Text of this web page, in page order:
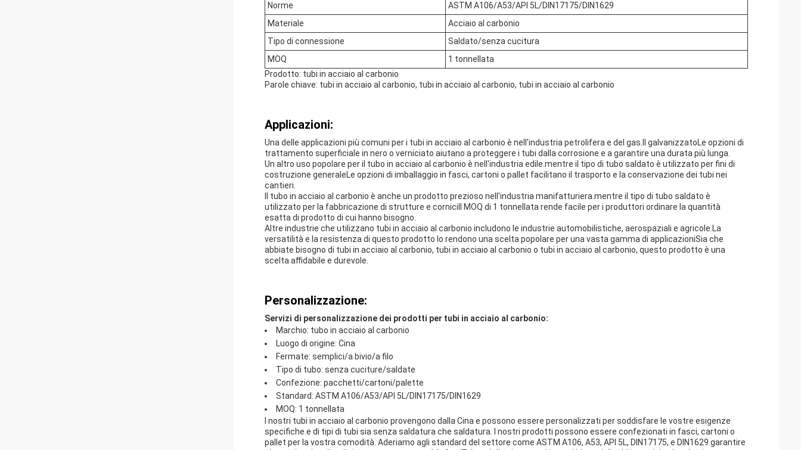
Norme
ASTM A106/A53/API 5L/DIN17175/DIN1629
Materiale
Acciaio al carbonio
Tipo di connessione
Saldato/senza cucitura
MOQ
1 tonnellata
Prodotto: tubi in acciaio al carbonio
Parole chiave: tubi in acciaio al carbonio, tubi in acciaio al carbonio, tubi in acciaio al carbonio
Applicazioni:
Una delle applicazioni più comuni per i tubi in acciaio al carbonio è nell'industria petrolifera e del gas.Il galvanizzatoLe opzioni di
trattamento superficiale in nero o verniciato aiutano a proteggere i tubi dalla corrosione e a garantire una durata più lunga.
Un altro uso popolare per il tubo in acciaio al carbonio è nell'industria edile.mentre il tipo di tubo saldato è utilizzato per fini di
costruzione generaleLe opzioni di imballaggio in fasci, cartoni o pallet facilitano il trasporto e la conservazione dei tubi nei
cantieri.
Il tubo in acciaio al carbonio è anche un prodotto prezioso nell'industria manifatturiera.mentre il tipo di tubo saldato è
utilizzato per la fabbricazione di strutture e corniciIl MOQ di 1 tonnellata rende facile per i produttori ordinare la quantità
esatta di prodotto di cui hanno bisogno.
Altre industrie che utilizzano tubi in acciaio al carbonio includono le industrie automobilistiche, aerospaziali e agricole.La
versatilità e la resistenza di questo prodotto lo rendono una scelta popolare per una vasta gamma di applicazioniSia che
abbiate bisogno di tubi in acciaio al carbonio, tubi in acciaio al carbonio o tubi in acciaio al carbonio, questo prodotto è una
scelta affidabile e durevole.
Personalizzazione:
Servizi di personalizzazione dei prodotti per tubi in acciaio al carbonio:
Marchio: tubo in acciaio al carbonio
Luogo di origine: Cina
Fermate: semplici/a bivio/a filo
Tipo di tubo: senza cuciture/saldate
Confezione: pacchetti/cartoni/palette
Standard: ASTM A106/A53/API 5L/DIN17175/DIN1629
MOQ: 1 tonnellata
I nostri tubi in acciaio al carbonio provengono dalla Cina e possono essere personalizzati per soddisfare le vostre esigenze
specifiche.e di tipi di tubi sia senza saldatura che saldatura. I nostri prodotti possono essere confezionati in fasci, cartoni o
pallet per la vostra comodità. Aderiamo agli standard del settore come ASTM A106, A53, API 5L, DIN17175, e DIN1629.garantire